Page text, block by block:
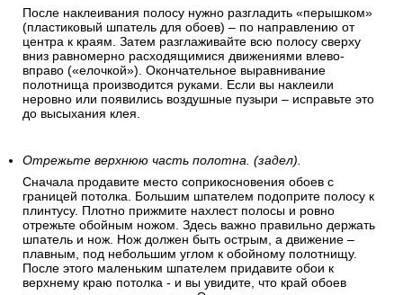
После наклеивания полосу нужно разгладить «перышком»
(пластиковый шпатель для обоев) – по направлению от
центра к краям. Затем разглаживайте всю полосу сверху
вниз равномерно расходящимися движениями влево-
вправо («елочкой»). Окончательное выравнивание
полотнища производится руками. Если вы наклеили
неровно или появились воздушные пузыри – исправьте это
до высыхания клея.
Отрежьте верхнюю часть полотна. (задел).
Сначала продавите место соприкосновения обоев с
границей потолка. Большим шпателем подоприте полосу к
плинтусу. Плотно прижмите нахлест полосы и ровно
отрежьте обойным ножом. Здесь важно правильно держать
шпатель и нож. Нож должен быть острым, а движение –
плавным, под небольшим углом к обойному полотнищу.
После этого маленьким шпателем придавите обои к
верхнему краю потолка - и вы увидите, что край обоев